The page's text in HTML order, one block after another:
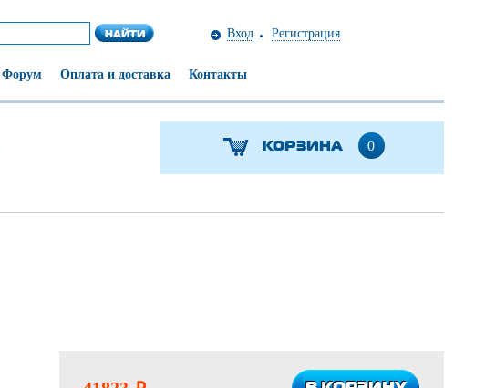
Вход Регистрация
Форум Оплата и доставка Контакты
КОРЗИНА 0